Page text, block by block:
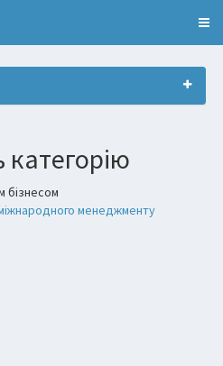
категорію
бізнесом
менеджменту